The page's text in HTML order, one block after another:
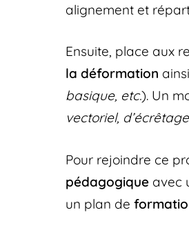
alignement et
Ensuite, place aux
la déformation
basique, etc.). Un
vectoriel, d’écrêtage
Pour rejoindre ce
pédagogiqueavec
un plan de